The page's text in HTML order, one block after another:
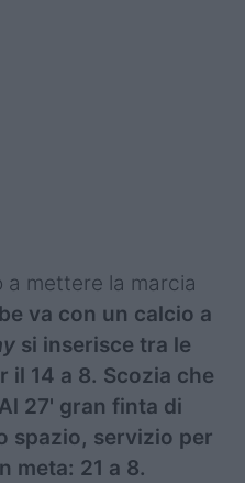
a mettere la marcia
va con un calcio a
si inserisce tra le
il 14 a 8. Scozia che
27' gran finta di
spazio, servizio per
meta: 21 a 8.